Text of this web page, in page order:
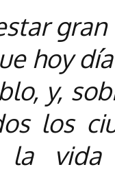
hoy
y,
los
la vida